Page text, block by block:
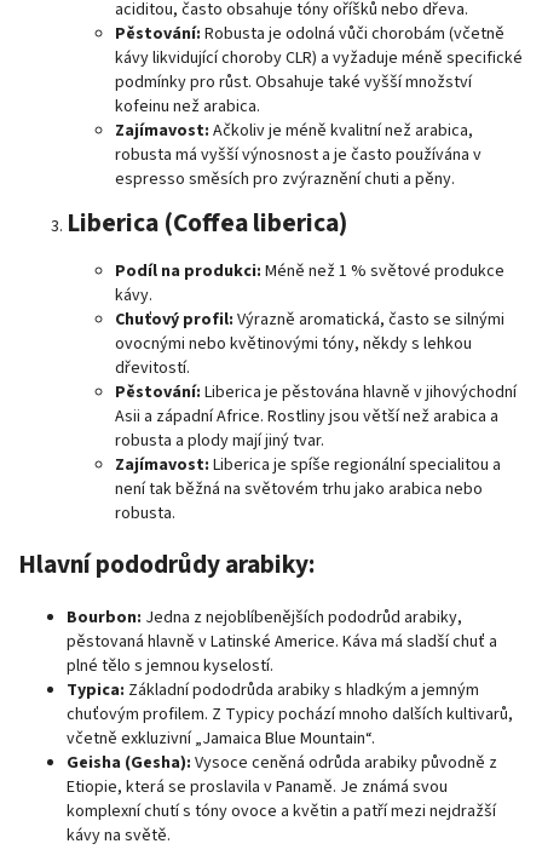
aciditou, často obsahuje tóny oříšků nebo dřeva.
Pěstování: Robusta je odolná vůči chorobám (včetně
kávy likvidující choroby CLR) a vyžaduje méně specifické
podmínky pro růst. Obsahuje také vyšší množství
kofeinu než arabica.
Zajímavost: Ačkoliv je méně kvalitní než arabica,
robusta má vyšší výnosnost a je často používána v
espresso směsích pro zvýraznění chuti a pěny.
Liberica (Coffea liberica)
Podíl na produkci: Méně než 1 % světové produkce
kávy.
Chuťový profil: Výrazně aromatická, často se silnými
ovocnými nebo květinovými tóny, někdy s lehkou
dřevitostí.
Pěstování: Liberica je pěstována hlavně v jihovýchodní
Asii a západní Africe. Rostliny jsou větší než arabica a
robusta a plody mají jiný tvar.
Zajímavost: Liberica je spíše regionální specialitou a
není tak běžná na světovém trhu jako arabica nebo
robusta.
Hlavní pododrůdy arabiky:
Bourbon: Jedna z nejoblíbenějších pododrůd arabiky,
pěstovaná hlavně v Latinské Americe. Káva má sladší chuť a
plné tělo s jemnou kyselostí.
Typica: Základní pododrůda arabiky s hladkým a jemným
chuťovým profilem. Z Typicy pochází mnoho dalších kultivarů,
včetně exkluzivní „Jamaica Blue Mountain“.
Geisha (Gesha): Vysoce ceněná odrůda arabiky původně z
Etiopie, která se proslavila v Panamě. Je známá svou
komplexní chutí s tóny ovoce a květin a patří mezi nejdražší
kávy na světě.